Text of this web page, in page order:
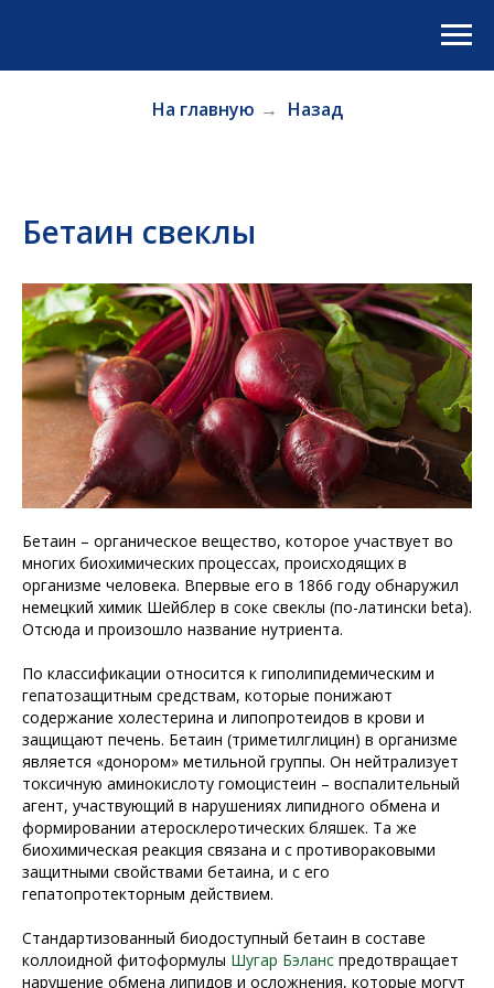
На главную → Назад
Бетаин свеклы
Бетаин – органическое вещество, которое участвует во
многих биохимических процессах, происходящих в
организме человека. Впервые его в 1866 году обнаружил
немецкий химик Шейблер в соке свеклы (по-латински beta).
Отсюда и произошло название нутриента.
По классификации относится к гиполипидемическим и
гепатозащитным средствам, которые понижают
содержание холестерина и липопротеидов в крови и
защищают печень. Бетаин (триметилглицин) в организме
является «донором» метильной группы. Он нейтрализует
токсичную аминокислоту гомоцистеин – воспалительный
агент, участвующий в нарушениях липидного обмена и
формировании атеросклеротических бляшек. Та же
биохимическая реакция связана и с противораковыми
защитными свойствами бетаина, и с его
гепатопротекторным действием.
Стандартизованный биодоступный бетаин в составе
коллоидной фитоформулы Шугар Бэланс предотвращает
нарушение обмена липидов и осложнения, которые могут